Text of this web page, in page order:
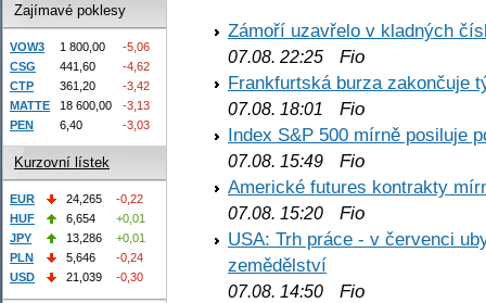
Zámoří uzavřelo v kladných
07.08. 22:25 Fio
Frankfurtská burza zakončuje
07.08. 18:01
Fio
Index S&P 500 mírně posiluje
07.08. 15:49 Fio
Americké futures kontrakty
07.08. 15:20 Fio
USA: Trh práce - v červenci
zemědělství
07.08. 14:50 Fio
Zajímavé poklesy
VOW3 1 800,00
-5,06
CSG
441,60
-4,62
CTP
361,20
-3,42
MATTE
18 600,00
-3,13
PEN
6,40 -3,03
Kurzovní lístek
EUR 24,265
-0,22
HUF
6,654
+0,01
JPY
13,286
+0,01
PLN
5,646
-0,24
USD
21,039 -0,30